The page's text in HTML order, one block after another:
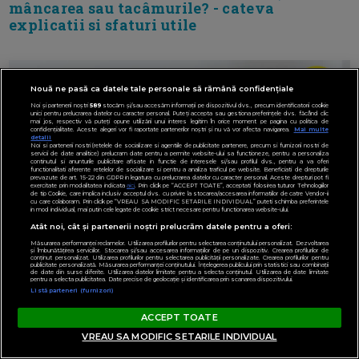
mâncarea sau tacâmurile? - cateva
explicatii si sfaturi utile
Nouă ne pasă ca datele tale personale să rămână confidențiale
Noi și partenerii noștri589stocăm și/sau accesăm informații pe dispozitivul dvs., precum identificatorii cookie
unici pentru prelucrarea datelor cu caracter personal. Puteți accepta sau gestiona preferințele dvs. făcând clic
mai jos, respectiv vă puteți opune utilizării unui interes legitim în orice moment pe pagina cu politica de
confidențialitate. Aceste alegeri vor fi raportate partenerilor noștri și nu vă vor afecta navigarea.
Mai multe
detalii
Noi si partenerii nostri (retelele de socializare si agentiile de publicitate partenere, precum si furnizorii nostri de
servicii de date analitice) prelucram date pentru a permite website-ului sa functioneze, pentru a personaliza
continutul si anunturile publicitare afisate in functie de interesele si/sau profilul dvs., pentru a va oferi
functionalitati aferente retelelor de socializare si pentru a analiza traficul pe website. Beneficiati de drepturile
prevazute de art. 15-22 din GDPR in legatura cu prelucrarea datelor cu caracter personal. Aceste drepturi pot fi
exercitate prin modalitatea indicataaici. Prin click pe “ACCEPT TOATE”, acceptati folosirea tuturor Tehnologiilor
de tip Cookie, care implica inclusiv acceptul dvs. cu privire la stocarea/accesarea informatiilor de catre Vendor-ii
cu care colaboram. Prin click pe “VREAU SA MODIFIC SETARILE INDIVIDUAL” puteti schimba preferintele
in mod individual, mai putin cele legate de cookie strict necesare pentru functionarea website-ului.
Atât noi, cât și partenerii noștri prelucrăm datele pentru a oferi:
Măsurarea performanței reclamelor. Utilizarea profilurilor pentru selectarea conținutului personalizat. Dezvoltarea
și îmbunătățirea serviciilor. Stocarea și/sau accesarea informațiilor de pe un dispozitiv. Crearea profilurilor de
conținut personalizat. Utilizarea profilurilor pentru selectarea publicității personalizate. Crearea profilurilor pentru
publicitate personalizată. Măsurarea performanței conținutului. Înțelegerea publicului prin statistici sau combinații
de date din surse diferite. Utilizarea datelor limitate pentru a selecta conținutul. Utilizarea de date limitate
pentru a selecta publicitatea. Date precise de geolocație și identificarea prin scanarea dispozitivului.
Listă parteneri (furnizori)
ACCEPT TOATE
VREAU SA MODIFIC SETARILE INDIVIDUAL